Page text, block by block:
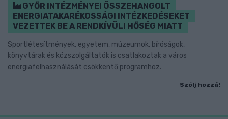
GYŐR INTÉZMÉNYEI ÖSSZEHANGOLT
ENERGIATAKARÉKOSSÁGI INTÉZKEDÉSEKET
VEZETTEK BE A RENDKÍVÜLI HŐSÉG MIATT
Sportlétesítmények, egyetem, múzeumok, bíróságok,
könyvtárak és közszolgáltatók is csatlakoztak a város
energiafelhasználását csökkentő programhoz.
Szólj hozzá!